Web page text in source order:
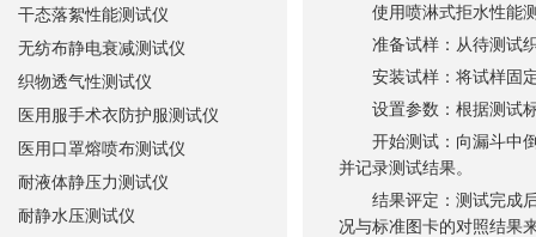
使用喷淋式拒水性能测
准备试样：从待测试织
安装试样：将试样固定
设置参数：根据测试标
开始测试：向漏斗中倒
并记录测试结果。
结果评定：测试完成后
况与标准图卡的对照结果
干态落絮性能测试仪
无纺布静电衰减测试仪
织物透气性测试仪
医用服手术衣防护服测试仪
医用口罩熔喷布测试仪
耐液体静压力测试仪
耐静水压测试仪